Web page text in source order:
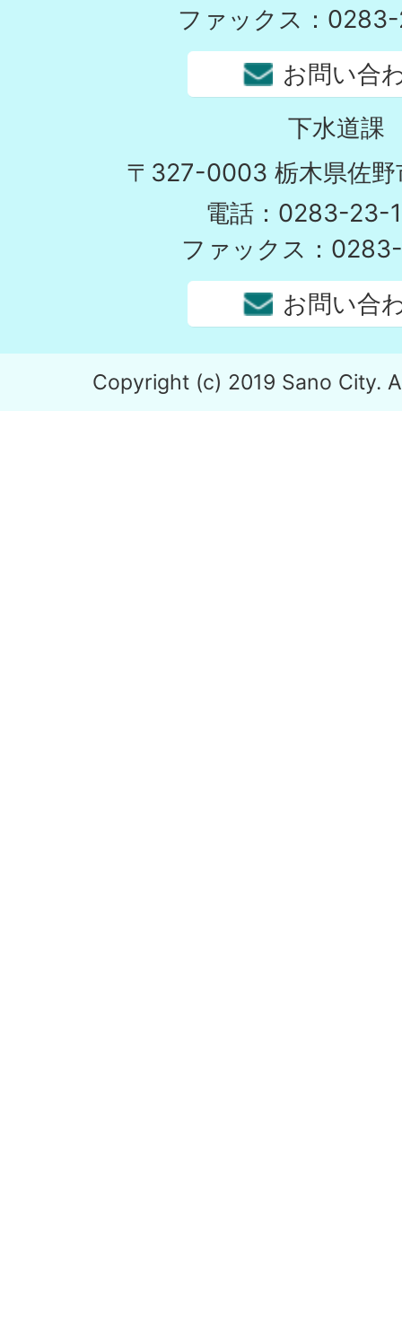
ファックス：
お問い合
下水道課
〒327-0003 栃木県佐野
電話：0283-23-
ファックス：
お問い合
Copyright (c) 2019 Sano City.